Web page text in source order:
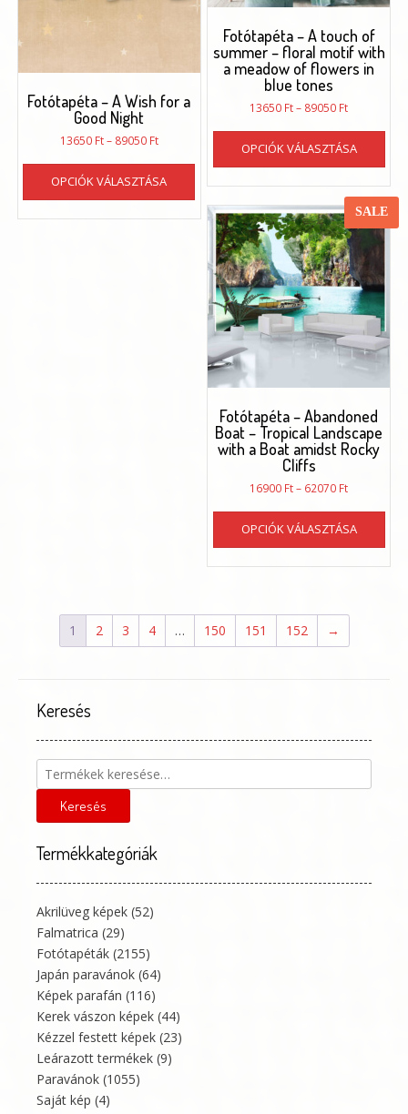
választhatók
Fotótapéta – A touch of
summer – floral motif with
a meadow of flowers in
blue tones
13650 Ft– 89050 Ft
89050 Ft
OPCIÓK VÁLASZTÁSA
van.
a
ki
Fotótapéta – A Wish for a
Good Night
13650 Ft– 89050 FtÁrtartomány:
89050 Ft
OPCIÓK VÁLASZTÁSA
Ennek
terméknek
több
variációja
van.
változatok
termékoldalon
választhatók
SALE
Fotótapéta – Abandoned
Boat – Tropical Landscape
with a Boat amidst Rocky
Cliffs
16900 Ft– 62070 Ft
62070 Ft
OPCIÓK VÁLASZTÁSA
1 2 3 4 … 150 151 152 →
Keresés
Keresés
a
következőre:
Keresés
Termékkategóriák
Akrilüveg képek (52)
Falmatrica (29)
Fotótapéták (2155)
Japán paravánok (64)
Képek parafán (116)
Kerek vászon képek (44)
Kézzel festett képek (23)
Leárazott termékek (9)
Paravánok (1055)
Saját kép (4)